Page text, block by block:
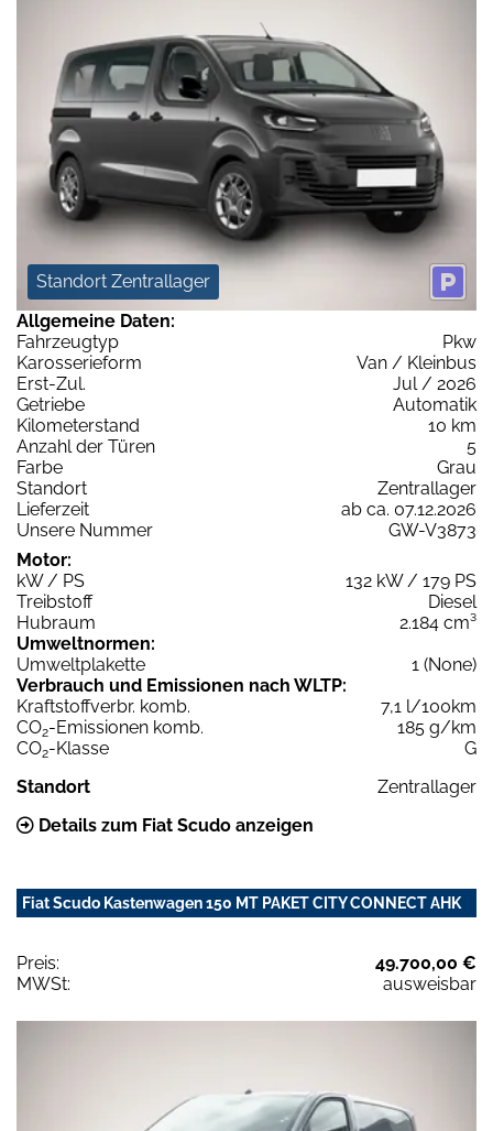
Standort Zentrallager
Allgemeine Daten:
Fahrzeugtyp
Pkw
Karosserieform
Van / Kleinbus
Erst-Zul.
Jul / 2026
Getriebe
Automatik
Kilometerstand
10 km
Anzahl der Türen
5
Farbe
Grau
Standort
Zentrallager
Lieferzeit
ab ca. 07.12.2026
Unsere Nummer
GW-V3873
Motor:
kW / PS
132 kW / 179 PS
Treibstoff
Diesel
Hubraum
2.184 cm³
Umweltnormen:
Umweltplakette
1 (None)
Verbrauch und Emissionen nach WLTP:
Kraftstoffverbr. komb.
7,1 l/100km
CO2-Emissionen komb.
185 g/km
CO2-Klasse
G
Standort
Zentrallager
Details zum Fiat Scudo anzeigen
Fiat Scudo Kastenwagen 150 MT PAKET CITY CONNECT AHK
Preis:
49.700,00 €
MWSt:
ausweisbar